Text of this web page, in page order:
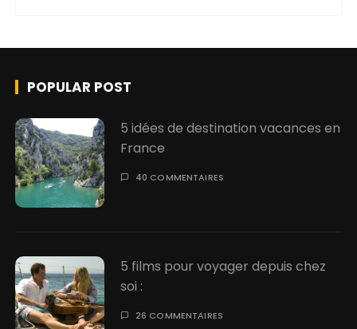
POPULAR POST
5 idées de destination vacances en
France
40 COMMENTAIRES
5 films pour voyager depuis chez
soi :
26 COMMENTAIRES